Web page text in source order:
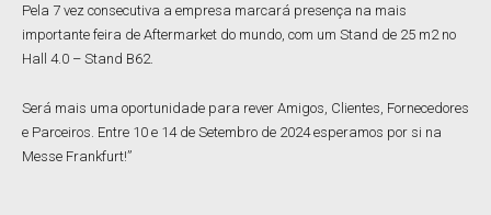
Pela 7 vez consecutiva a empresa marcará presença na mais
importante feira de Aftermarket do mundo, com um Stand de 25 m2 no
Hall 4.0 – Stand B62.
Será mais uma oportunidade para rever Amigos, Clientes, Fornecedores
e Parceiros. Entre 10 e 14 de Setembro de 2024 esperamos por si na
Messe Frankfurt!”